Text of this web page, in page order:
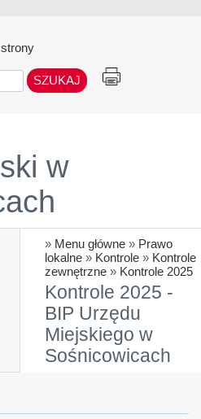
w
» Menu główne » Prawo
lokalne » Kontrole » Kontrole
zewnętrzne » Kontrole 2025
Kontrole 2025 -
BIP Urzędu
Miejskiego w
Sośnicowicach